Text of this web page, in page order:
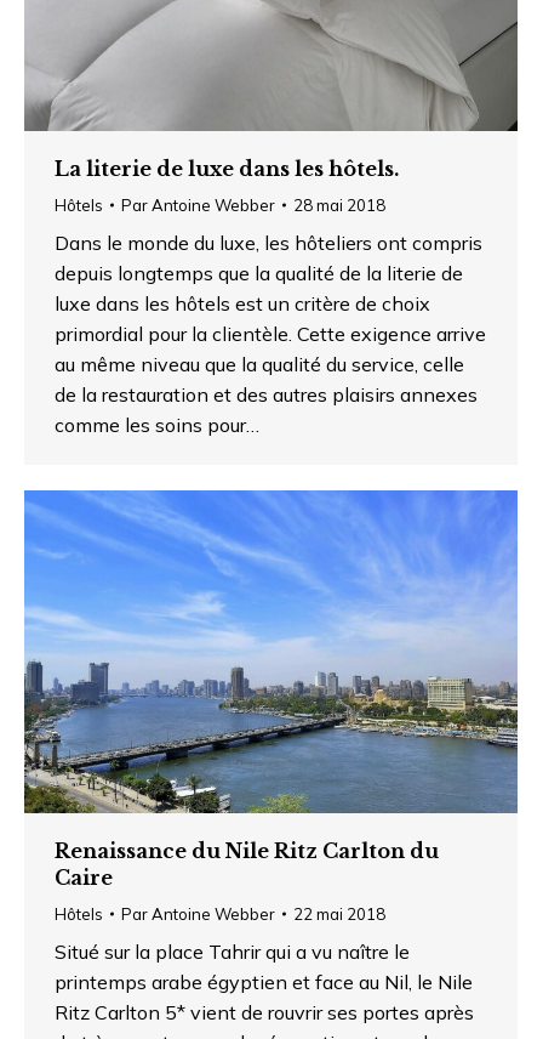
La literie de luxe dans les hôtels.
Hôtels ParAntoine Webber 28 mai 2018
Dans le monde du luxe, les hôteliers ont compris
depuis longtemps que la qualité de la literie de
luxe dans les hôtels est un critère de choix
primordial pour la clientèle. Cette exigence arrive
au même niveau que la qualité du service, celle
de la restauration et des autres plaisirs annexes
comme les soins pour…
Renaissance du Nile Ritz Carlton du
Caire
Hôtels ParAntoine Webber 22 mai 2018
Situé sur la place Tahrir qui a vu naître le
printemps arabe égyptien et face au Nil, le Nile
Ritz Carlton 5* vient de rouvrir ses portes après